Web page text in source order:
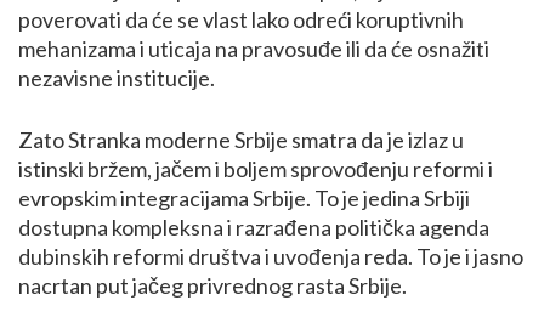
poverovati da će se vlast lako odreći koruptivnih
mehanizama i uticaja na pravosuđe ili da će osnažiti
nezavisne institucije.
Zato Stranka moderne Srbije smatra da je izlaz u
istinski bržem, jačem i boljem sprovođenju reformi i
evropskim integracijama Srbije. To je jedina Srbiji
dostupna kompleksna i razrađena politička agenda
dubinskih reformi društva i uvođenja reda. To je i jasno
nacrtan put jačeg privrednog rasta Srbije.